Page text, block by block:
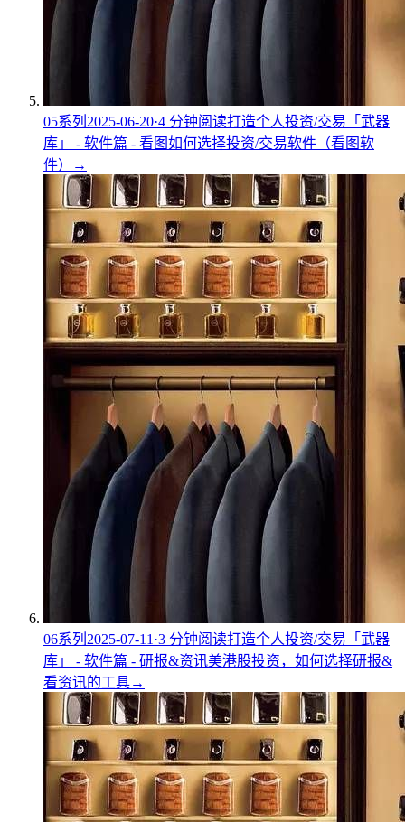
05系列 2025-06-20·4 分钟阅读打造个人投资/交易「武器
库」 - 软件篇 - 看图如何选择投资/交易软件（看图软
件）
→
06系列 2025-07-11 ·3 分钟阅读打造个人投资/交易「武器
库」 - 软件篇 - 研报&资讯美港股投资，如何选择研报&
看资讯的工具→